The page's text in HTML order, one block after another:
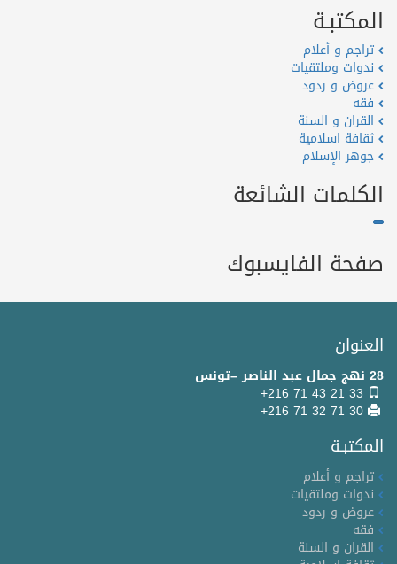
المكتبـة
تراجم و أعلام
ندوات وملتقيات
عروض و ردود
فقه
القران و السنة
ثقافة اسلامية
جوهر الإسلام
الكلمات الشائعة
صفحة الفايسبوك
العنوان
28 نهج جمال عبد الناصر –تونس
+216 71 43 21 33
+216 71 32 71 30
المكتبـة
تراجم و أعلام
ندوات وملتقيات
عروض و ردود
فقه
القران و السنة